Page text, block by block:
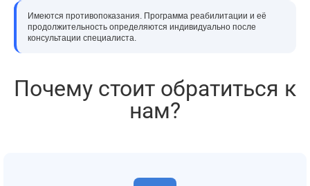
Имеются противопоказания. Программа реабилитации и её
продолжительность определяются индивидуально после
консультации специалиста.
Почему стоит обратиться к
нам?